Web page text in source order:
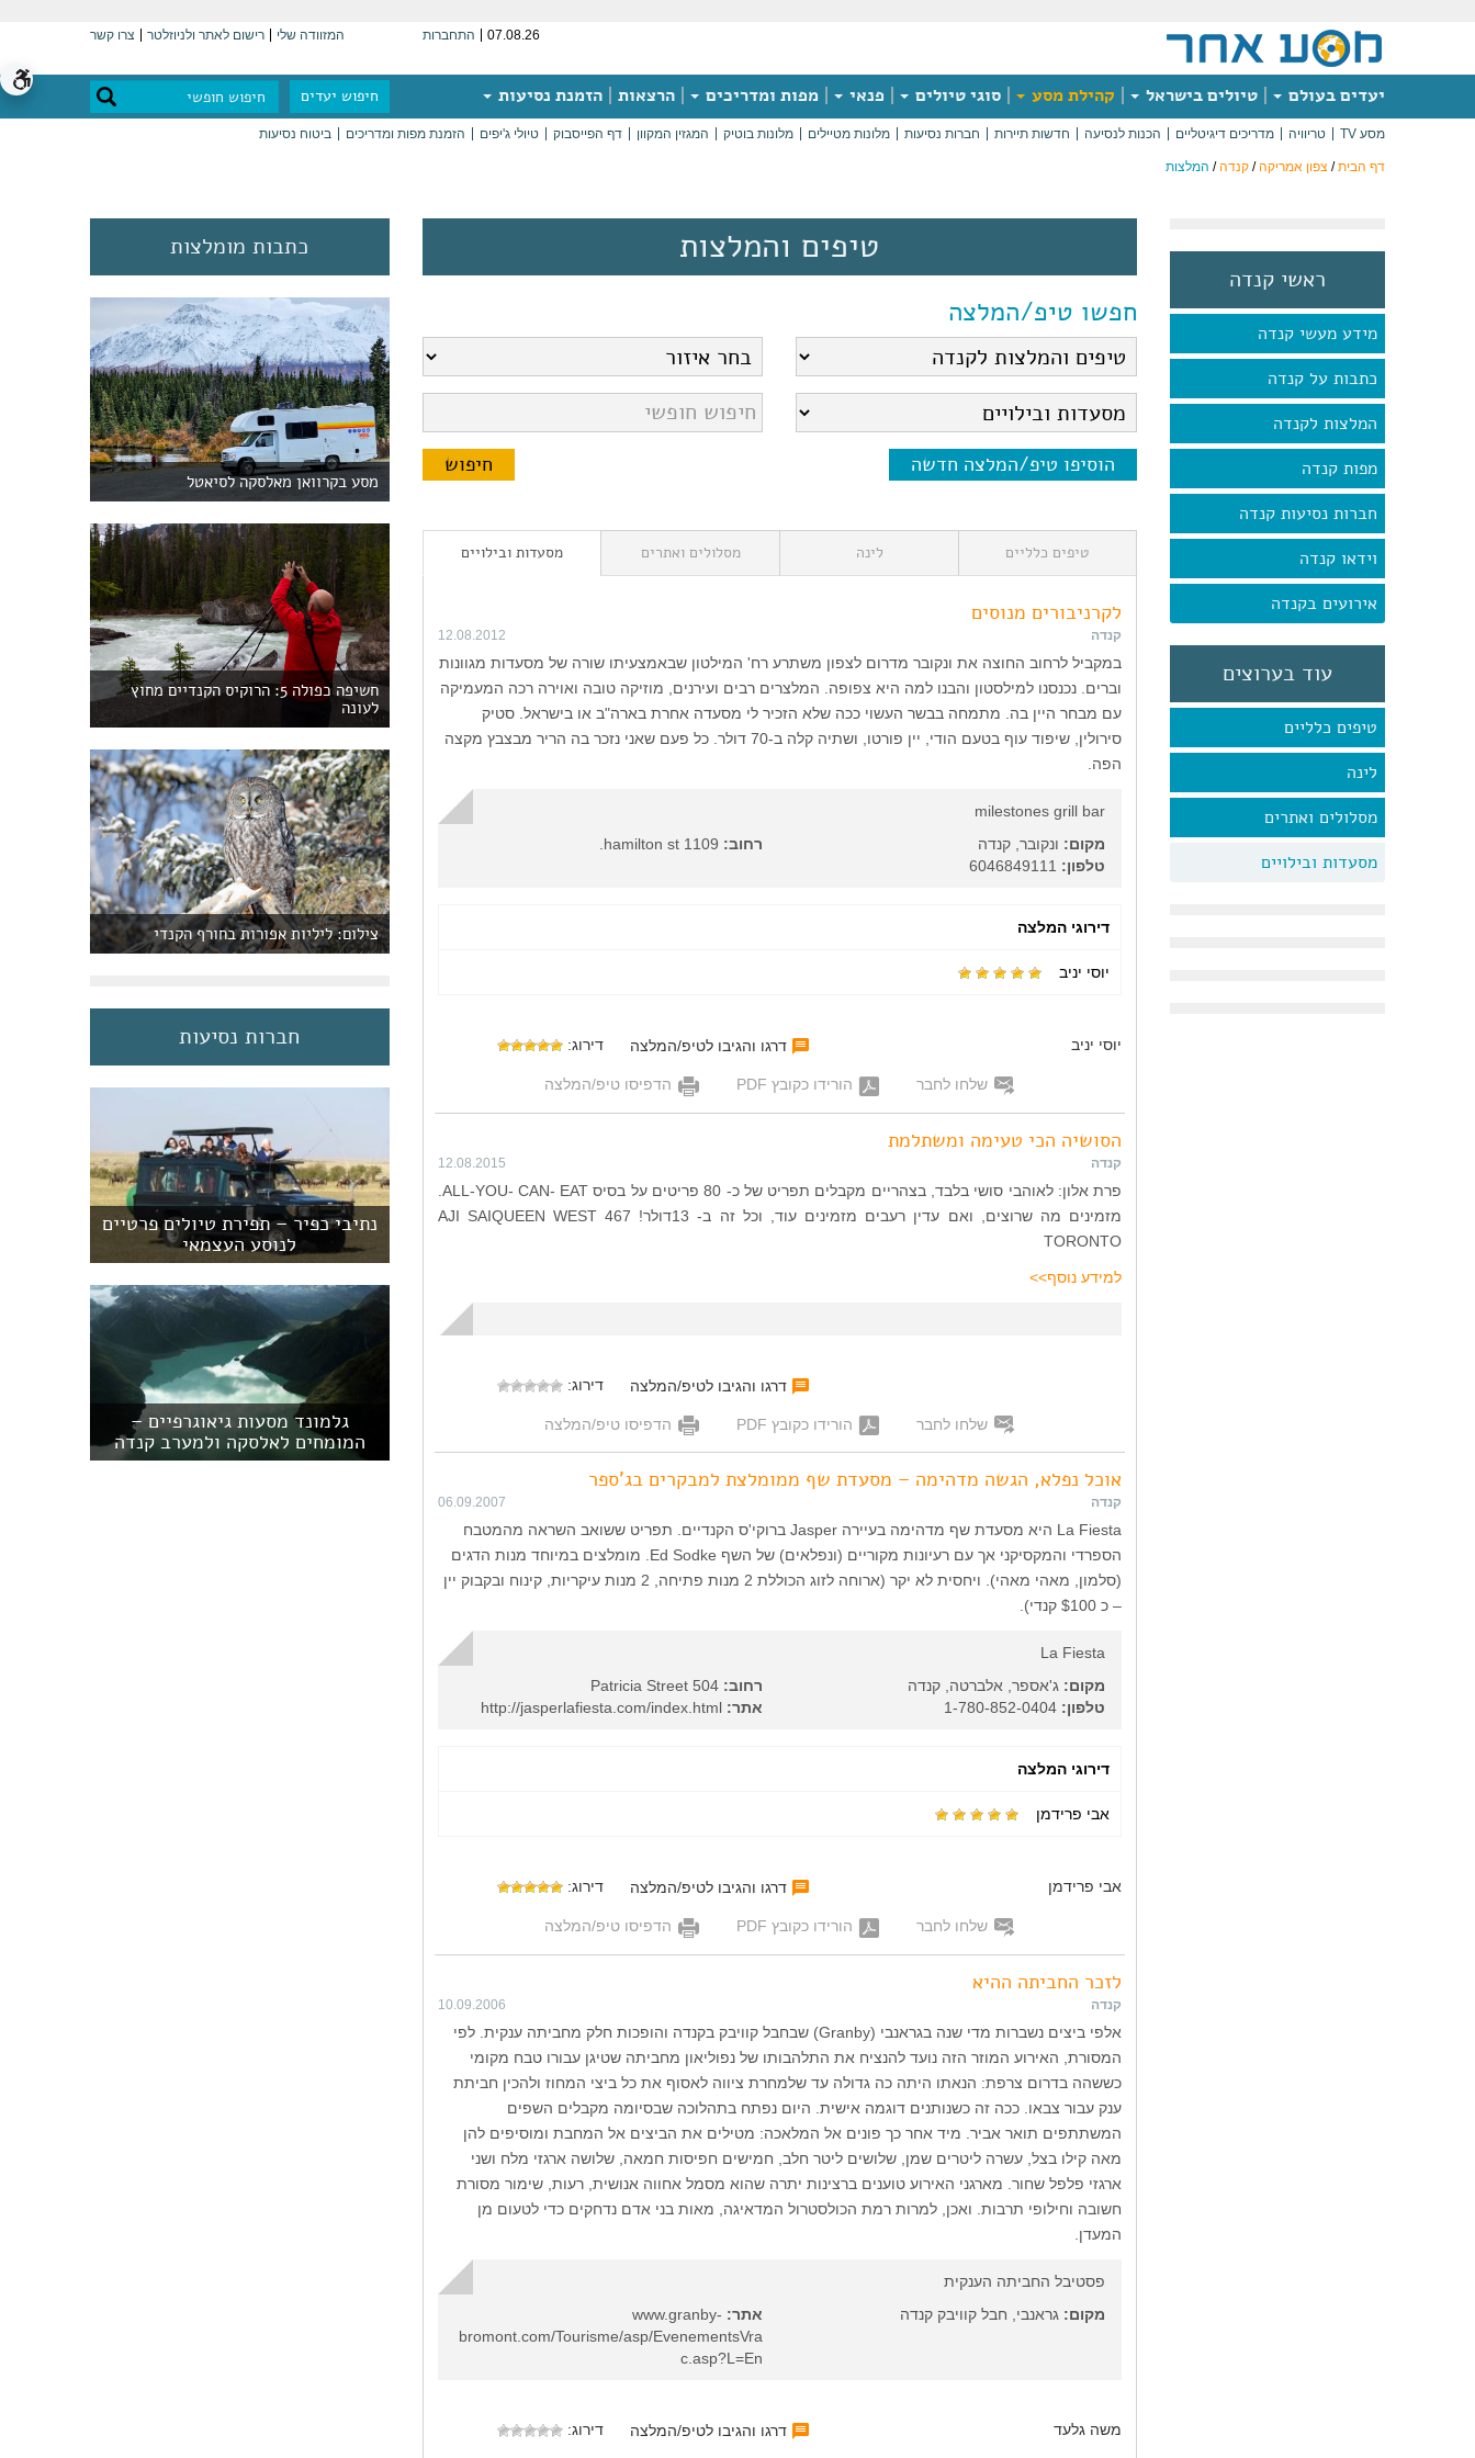
07.08.26 התחברות המזוודה שלי רישום לאתר ולניוזלטר צרו קשר
יעדים בעולם טיולים בישראל קהילת מסע סוגי טיולים פנאי מפות ומדריכים הרצאות הזמנת נסיעות חיפוש יעדים
מסע TV טריוויה מדריכים דיגיטליים הכנות לנסיעה חדשות תיירות חברות נסיעות מלונות מטיילים מלונות בוטיק המגזין המקוון דף הפייסבוק טיולי ג'יפים הזמנת מפות ומדריכים ביטוח נסיעות
דף הבית/ צפון אמריקה/ קנדה/ המלצות
ראשי קנדה
מידע מעשי קנדה
כתבות על קנדה
המלצות לקנדה
מפות קנדה
חברות נסיעות קנדה
וידאו קנדה
אירועים בקנדה
עוד בערוצים
טיפים כלליים
לינה
מסלולים ואתרים
מסעדות ובילויים
טיפים והמלצות
חפשו טיפ/המלצה
הוסיפו טיפ/המלצה חדשה
טיפים כלליים לינה מסלולים ואתרים מסעדות ובילויים
לקרניבורים מנוסים
קנדה 12.08.2012
במקביל לרחוב החוצה את ונקובר מדרום לצפון משתרע רח' המילטון שבאמצעיתו שורה של מסעדות מגוונות
וברים. נכנסנו למילסטון והבנו למה היא צפופה. המלצרים רבים ועירנים, מוזיקה טובה ואוירה רכה המעמיקה
עם מבחר היין בה. מתמחה בבשר העשוי ככה שלא הזכיר לי מסעדה אחרת בארה"ב או בישראל. סטיק
סירולין, שיפוד עוף בטעם הודי, יין פורטו, ושתיה קלה ב-70 דולר. כל פעם שאני נזכר בה הריר מבצבץ מקצה
הפה.
milestones grill bar
מקום: ונקובר, קנדה רחוב:
טלפון:
דירוגי המלצה
יוסי יניב
יוסי יניב דרגו והגיבו לטיפ/המלצה דירוג:
שלחו לחבר הורידו כקובץ PDF הדפיסו טיפ/המלצה
הסושיה הכי טעימה ומשתלמת
קנדה 12.08.2015
מזמינים מה שרוצים, ואם עדין רעבים מזמינים עוד, וכל זה ב- 13דולר! AJI SAIQUEEN WEST 467
TORONTO
למידע נוסף>>
דרגו והגיבו לטיפ/המלצה דירוג:
שלחו לחבר הורידו כקובץ PDF הדפיסו טיפ/המלצה
אוכל נפלא, הגשה מדהימה – מסעדת שף ממומלצת למבקרים בג'ספר
קנדה 06.09.2007
La Fiesta היא מסעדת שף מדהימה בעיירה Jasper ברוקי'ס הקנדיים. תפריט ששואב השראה מהמטבח
הספרדי והמקסיקני אך עם רעיונות מקוריים (ונפלאים) של השף Ed Sodke. מומלצים במיוחד מנות הדגים
(סלמון, מאהי מאהי). ויחסית לא יקר (ארוחה לזוג הכוללת 2 מנות פתיחה, 2 מנות עיקריות, קינוח ובקבוק יין
– כ $100 קנדי).
La Fiesta
מקום: ג'אספר, אלברטה, קנדה רחוב:
טלפון:
אתר:
דירוגי המלצה
אבי פרידמן
אבי פרידמן דרגו והגיבו לטיפ/המלצה דירוג:
שלחו לחבר הורידו כקובץ PDF הדפיסו טיפ/המלצה
לזכר החביתה ההיא
קנדה 10.09.2006
אלפי ביצים נשברות מדי שנה בגראנבי (Granby) שבחבל קוויבק בקנדה והופכות חלק מחביתה ענקית. לפי
המסורת, האירוע המוזר הזה נועד להנציח את התלהבותו של נפוליאון מחביתה שטיגן עבורו טבח מקומי
כששהה בדרום צרפת: הנאתו היתה כה גדולה עד שלמחרת ציווה לאסוף את כל ביצי המחוז ולהכין חביתת
ענק עבור צבאו. ככה זה כשנותנים דוגמה אישית. היום נפתח בתהלוכה שבסיומה מקבלים השפים
המשתתפים תואר אביר. מיד אחר כך פונים אל המלאכה: מטילים את הביצים אל המחבת ומוסיפים להן
מאה קילו בצל, עשרה ליטרים שמן, שלושים ליטר חלב, חמישים חפיסות חמאה, שלושה ארגזי מלח ושני
ארגזי פלפל שחור. מארגני האירוע טוענים ברצינות יתרה שהוא מסמל אחווה אנושית, רעות, שימור מסורת
חשובה וחילופי תרבות. ואכן, למרות רמת הכולסטרול המדאיגה, מאות בני אדם נדחקים כדי לטעום מן
המעדן.
פסטיבל החביתה הענקית
מקום: גראנבי, חבל קוויבק קנדה אתר: www.granby-
bromont.com/Tourisme/asp/EvenementsVra
c.asp?L=En
משה גלעד דרגו והגיבו לטיפ/המלצה דירוג:
כתבות מומלצות
מסע בקרוואן מאלסקה לסיאטל
חשיפה כפולה 5: הרוקיס הקנדיים מחוץ
לעונה
צילום: ליליות אפורות בחורף הקנדי
חברות נסיעות
נתיבי כפיר – תפירת טיולים פרטיים
לנוסע העצמאי
גלמונד מסעות גיאוגרפיים –
המומחים לאלסקה ולמערב קנדה